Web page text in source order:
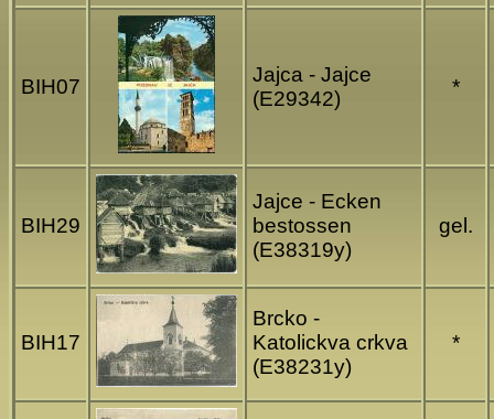
BIH07
Jajca - Jajce
(E29342)
*
BIH29
Jajce - Ecken
bestossen
(E38319y)
gel.
BIH17
Brcko -
Katolickva crkva
(E38231y)
*